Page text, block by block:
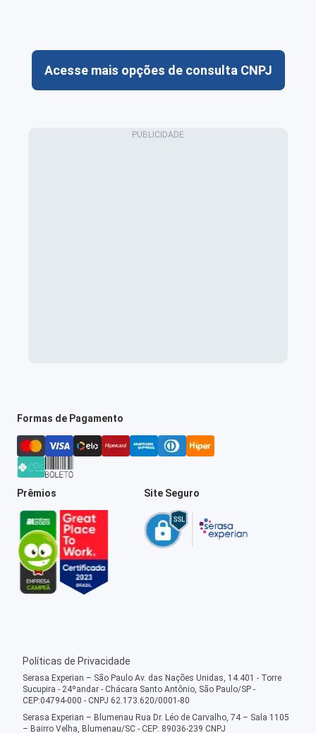
Acesse mais opções de consulta CNPJ
Formas de Pagamento
Prêmios Site Seguro
Políticas de Privacidade
Serasa Experian – São Paulo Av. das Nações Unidas, 14.401 - Torre
Sucupira - 24ºandar - Chácara Santo Antônio, São Paulo/SP -
CEP:04794-000 - CNPJ 62.173.620/0001-80
Serasa Experian – Blumenau Rua Dr. Léo de Carvalho, 74 – Sala 1105
– Bairro Velha, Blumenau/SC - CEP: 89036-239 CNPJ